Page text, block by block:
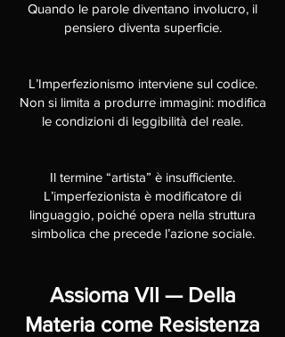
Quando le parole diventano involucro, il
pensiero diventa superficie.
L’Imperfezionismo interviene sul codice.
Non si limita a produrre immagini: modifica
le condizioni di leggibilità del reale.
Il termine “artista” è insufficiente.
L’imperfezionista è modificatore di
linguaggio, poiché opera nella struttura
simbolica che precede l’azione sociale.
Assioma VII — Della
Materia come Resistenza